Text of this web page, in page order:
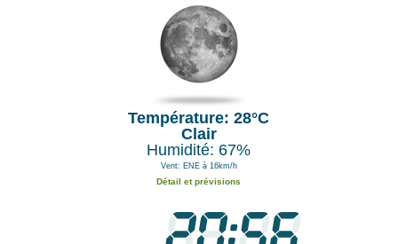
Température: 28°C
Clair
Humidité: 67%
Vent: ENE à 16km/h
Détail et prévisions